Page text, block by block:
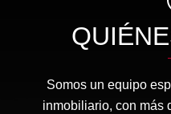
Somos un equipo
inmobiliario, con más